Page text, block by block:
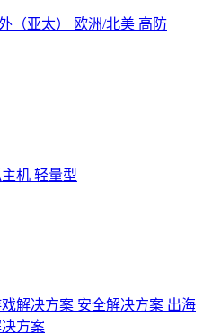
（亚太） 欧洲/北美 高防
机 轻量型
解决方案 安全解决方案 出海
方案